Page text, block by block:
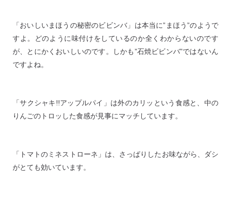
「おいしいまほうの秘密のビビンバ」は本当に”まほう”のようで
すよ。どのように味付けをしているのか全くわからないのです
が、とにかくおいしいのです。しかも”石焼ビビンバ”ではないん
ですよね。
「サクシャキ!!アップルパイ」は外のカリッという食感と、中の
りんごのトロッした食感が見事にマッチしています。
「トマトのミネストローネ」は、さっぱりしたお味ながら、ダシ
がとても効いています。